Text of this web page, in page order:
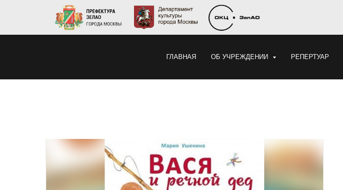
ГЛАВНАЯ ОБ УЧРЕЖДЕНИИ РЕПЕРТУАР